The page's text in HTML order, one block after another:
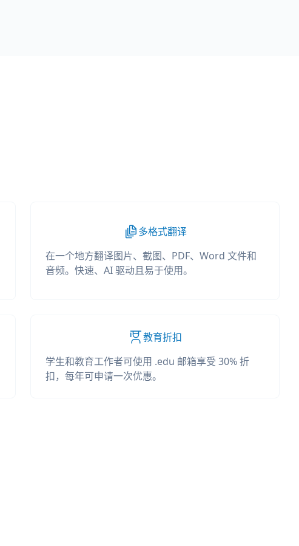
多格式翻译
在一个地方翻译图片、截图、PDF、Word 文件和
音频。快速、AI 驱动且易于使用。
教育折扣
学生和教育工作者可使用 .edu 邮箱享受 30% 折
扣，每年可申请一次优惠。